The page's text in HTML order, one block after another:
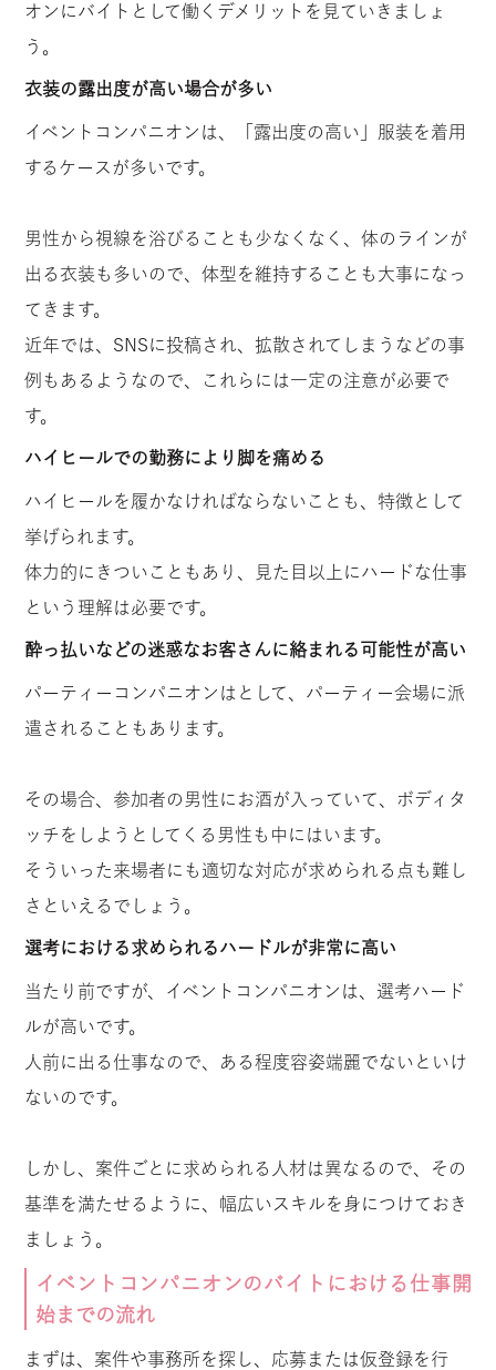
オンにバイトとして働くデメリットを見ていきましょ
う。
衣装の露出度が高い場合が多い
イベントコンパニオンは、「露出度の高い」服装を着用
するケースが多いです。
男性から視線を浴びることも少なくなく、体のラインが
出る衣装も多いので、体型を維持することも大事になっ
てきます。
近年では、SNSに投稿され、拡散されてしまうなどの事
例もあるようなので、これらには一定の注意が必要で
す。
ハイヒールでの勤務により脚を痛める
ハイヒールを履かなければならないことも、特徴として
挙げられます。
体力的にきついこともあり、見た目以上にハードな仕事
という理解は必要です。
酔っ払いなどの迷惑なお客さんに絡まれる可能性が高い
パーティーコンパニオンはとして、パーティー会場に派
遣されることもあります。
その場合、参加者の男性にお酒が入っていて、ボディタ
ッチをしようとしてくる男性も中にはいます。
そういった来場者にも適切な対応が求められる点も難し
さといえるでしょう。
選考における求められるハードルが非常に高い
当たり前ですが、イベントコンパニオンは、選考ハード
ルが高いです。
人前に出る仕事なので、ある程度容姿端麗でないといけ
ないのです。
しかし、案件ごとに求められる人材は異なるので、その
基準を満たせるように、幅広いスキルを身につけておき
ましょう。
イベントコンパニオンのバイトにおける仕事開
始までの流れ
まずは、案件や事務所を探し、応募または仮登録を行